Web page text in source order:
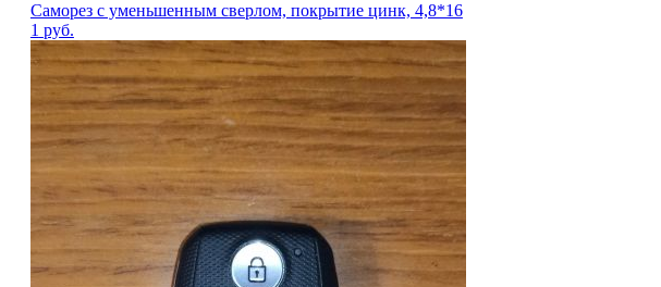
Саморез с уменьшенным сверлом, покрытие цинк, 4,8*16
1 руб.